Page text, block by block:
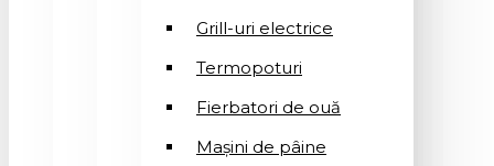
Grill-uri electrice
Termopoturi
Fierbatori de ouă
Mașini de pâine